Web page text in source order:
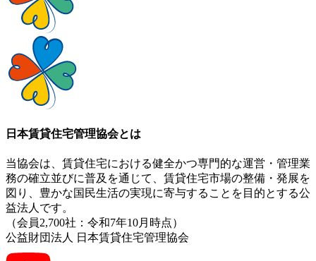
日本賃貸住宅管理協会とは
当協会は、賃貸住宅における健全かつ専門的な運営・管理業
務の確立並びに普及を通じて、賃貸住宅市場の整備・発展を
図り、豊かな国民生活の実現に寄与することを目的とする公
益法人です。
（会員2,700社：令和7年10月時点）
公益財団法人 日本賃貸住宅管理協会